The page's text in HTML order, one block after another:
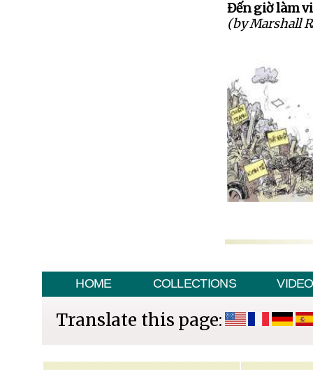
Đến giờ làm
(by Marshall
HOME COLLECTIONS VIDEO
Translate this page: